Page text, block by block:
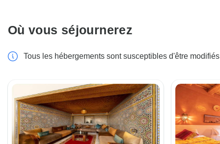
Où vous séjournerez
Tous les hébergements sont susceptibles d'être modifiés